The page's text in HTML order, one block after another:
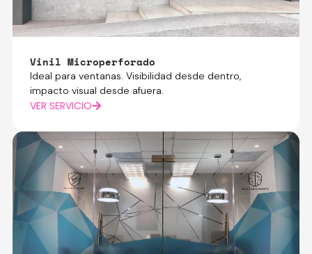
Vinil Microperforado
Ideal para ventanas. Visibilidad desde dentro,
impacto visual desde afuera.
VER SERVICIO